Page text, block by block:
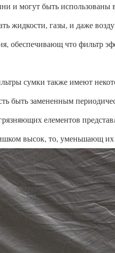
и могут быть
жидкости, газы, и даже
обеспечивающ что фильтр
сумки также имеют
быть замененным
елементов
высок, то, уменьшающ их